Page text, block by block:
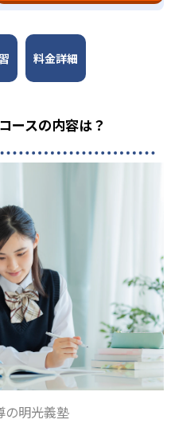
料金詳細
ースの内容は？
の明光義塾